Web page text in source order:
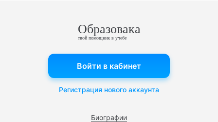
Образовака
твой помощник в учебе
Биографии
Войти в кабинет
Регистрация нового аккаунта